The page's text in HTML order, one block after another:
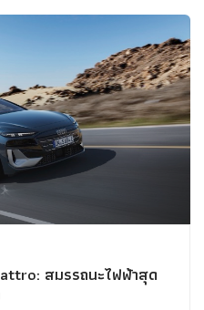
สมรรถนะไฟฟ้าสุด